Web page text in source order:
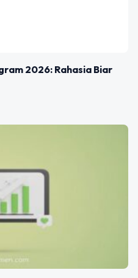
2026: Rahasia Biar